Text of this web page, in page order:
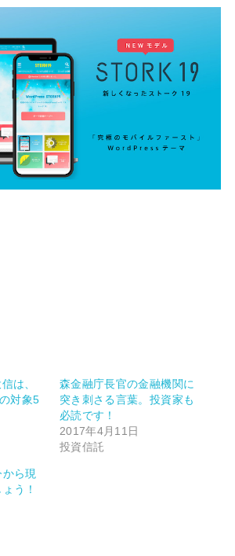
は、
対象5
森金融庁長官の金融機関に
突き刺さる言葉。投資家も
必読です！
2017年4月11日
投資信託
ら現
う！